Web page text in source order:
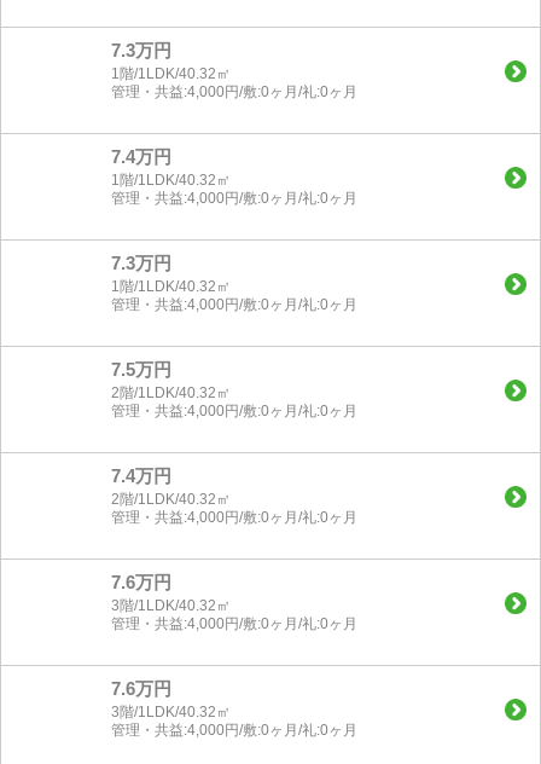
7.3万円
1階/1LDK/40.32㎡
管理・共益:4,000円/敷:0ヶ月/礼:0ヶ月
7.4万円
1階/1LDK/40.32㎡
管理・共益:4,000円/敷:0ヶ月/礼:0ヶ月
7.3万円
1階/1LDK/40.32㎡
管理・共益:4,000円/敷:0ヶ月/礼:0ヶ月
7.5万円
2階/1LDK/40.32㎡
管理・共益:4,000円/敷:0ヶ月/礼:0ヶ月
7.4万円
2階/1LDK/40.32㎡
管理・共益:4,000円/敷:0ヶ月/礼:0ヶ月
7.6万円
3階/1LDK/40.32㎡
管理・共益:4,000円/敷:0ヶ月/礼:0ヶ月
7.6万円
3階/1LDK/40.32㎡
管理・共益:4,000円/敷:0ヶ月/礼:0ヶ月